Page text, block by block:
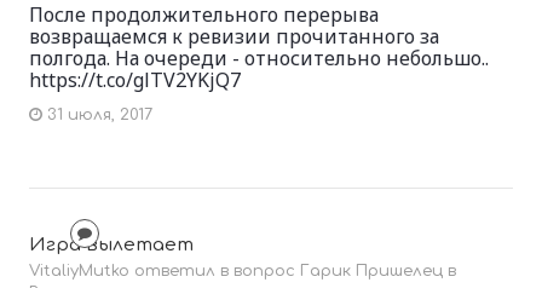
После продолжительного перерыва
возвращаемся к ревизии прочитанного за
полгода. На очереди - относительно небольшо..
https://t.co/glTV2YKjQ7
31 июля, 2017
Игра вылетает
VitaliyMutko ответил в вопрос Гарик Пришелец в